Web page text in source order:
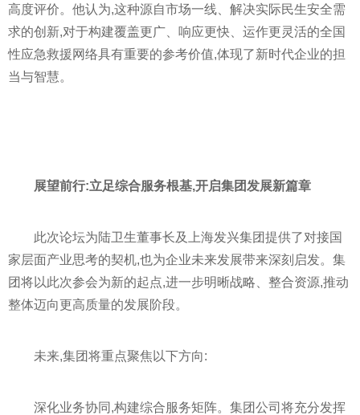
高度评价。他认为,这种源自市场一线、解决实际民生安全需
求的创新,对于构建覆盖更广、响应更快、运作更灵活的全国
性应急救援网络具有重要的参考价值,体现了新时代企业的担
当与智慧。
展望前行:立足综合服务根基,开启集团发展新篇章
此次论坛为陆卫生董事长及上海发兴集团提供了对接国
家层面产业思考的契机,也为企业未来发展带来深刻启发。集
团将以此次参会为新的起点,进一步明晰战略、整合资源,推动
整体迈向更高质量的发展阶段。
未来,集团将重点聚焦以下方向:
深化业务协同,构建综合服务矩阵。集团公司将充分发挥